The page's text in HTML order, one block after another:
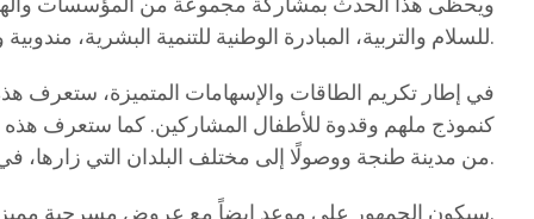
للسلام والتربية، المبادرة الوطنية للتنمية البشرية، مندوبية وزارة الثقافة، وزارة التربية الوطنية والتعليم الأولي والرياضة، إضافة إلى المعهد الدولي للتربية والسلام.
في إطار تكريم الطاقات والإسهامات المتميزة، ستعرف
كنموذج ملهم وقدوة للأطفال المشاركين. كما ستعرف هذه
من مدينة طنجة ووصولًا إلى مختلف البلدان التي زارها، في لوحة فنية تربط بين التاريخ والإبداع الطفولي.